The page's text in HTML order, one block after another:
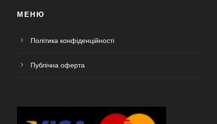
МЕНЮ
Політика конфіденційності
Публічна оферта